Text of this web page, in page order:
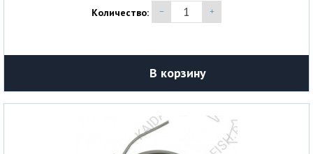
Количество:
В корзину